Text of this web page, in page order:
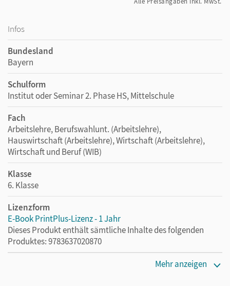
Infos
Bundesland
Bayern
Schulform
Institut oder Seminar 2. Phase HS, Mittelschule
Fach
Arbeitslehre, Berufswahlunt. (Arbeitslehre),
Hauswirtschaft (Arbeitslehre), Wirtschaft (Arbeitslehre),
Wirtschaft und Beruf (WIB)
Klasse
6. Klasse
Lizenzform
E-Book PrintPlus-Lizenz - 1 Jahr
Dieses Produkt enthält sämtliche Inhalte des folgenden
Produktes: 9783637020870
Mehr anzeigen